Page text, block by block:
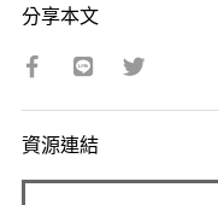
分享本文
資源連結